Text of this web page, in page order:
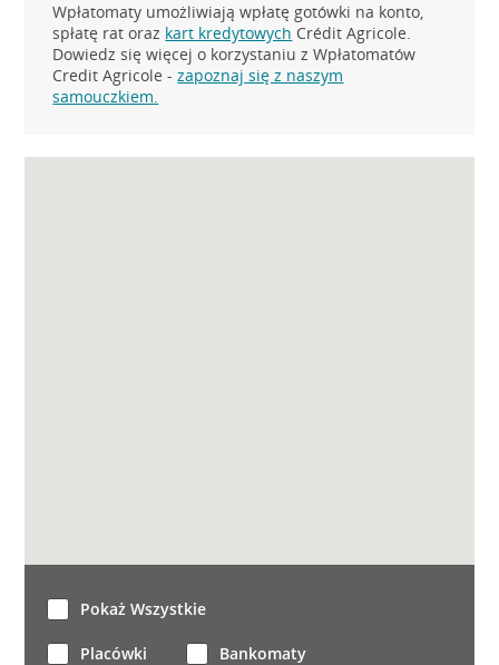
Wpłatomaty umożliwiają wpłatę gotówki na konto,
spłatę rat oraz kart kredytowych Crédit Agricole.
Dowiedz się więcej o korzystaniu z Wpłatomatów
Credit Agricole -zapoznaj się z naszym
samouczkiem.
Pokaż Wszystkie
Placówki Bankomaty